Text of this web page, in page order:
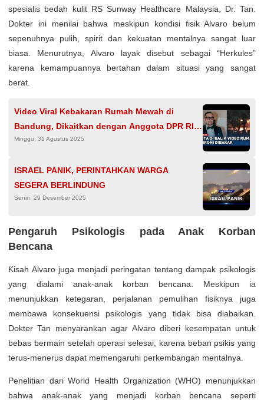
spesialis bedah kulit RS Sunway Healthcare Malaysia, Dr. Tan.
Dokter ini menilai bahwa meskipun kondisi fisik Alvaro belum
sepenuhnya pulih, spirit dan kekuatan mentalnya sangat luar
biasa. Menurutnya, Alvaro layak disebut sebagai “Herkules”
karena kemampuannya bertahan dalam situasi yang sangat
berat.
Video Viral Kebakaran Rumah Mewah di
Bandung, Dikaitkan dengan Anggota DPR RI
Ahmad Sahroni Ternyata Hoaks
Minggu, 31 Agustus 2025
ISRAEL PANIK, PERINTAHKAN WARGA
SEGERA BERLINDUNG
Senin, 29 Desember 2025
Pengaruh Psikologis pada Anak Korban
Bencana
Kisah Alvaro juga menjadi peringatan tentang dampak psikologis
yang dialami anak-anak korban bencana. Meskipun ia
menunjukkan ketegaran, perjalanan pemulihan fisiknya juga
membawa konsekuensi psikologis yang tidak bisa diabaikan.
Dokter Tan menyarankan agar Alvaro diberi kesempatan untuk
bebas bermain setelah operasi selesai, karena beban psikis yang
terus-menerus dapat memengaruhi perkembangan mentalnya.
Penelitian dari World Health Organization (WHO) menunjukkan
bahwa anak-anak yang menjadi korban bencana seperti